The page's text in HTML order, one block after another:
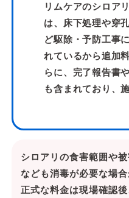
リムケアのシロア
は、床下処理や穿
ど駆除・予防工事
れているから追加
らに、完了報告書
も含まれており、
シロアリの食害範囲や
なども消毒が必要な場合
正式な料金は現場確認